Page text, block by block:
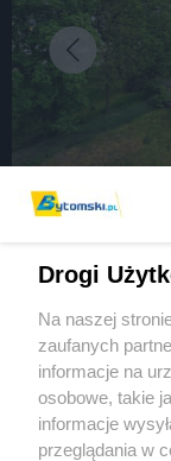
przy Wzgórzu
4 / 5
Wydawca mediów
Drogi
Na naszej
zaufanych
informacje na
osobowe, takie
informacje
przeglądania w